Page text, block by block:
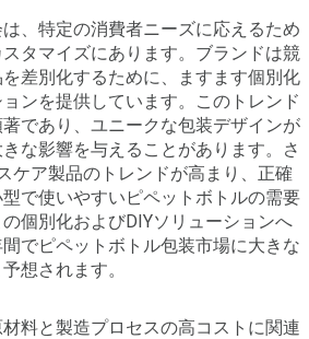
、特定の消費者ニーズに応えるため
タマイズにあります。ブランドは競
差別化するために、ますます個別化
ンを提供しています。このトレンド
であり、ユニークな包装デザインが
な影響を与えることがあります。さ
ケア製品のトレンドが高まり、正確
で使いやすいピペットボトルの需要
個別化およびDIYソリューションへ
でピペットボトル包装市場に大きな
想されます。
料と製造プロセスの高コストに関連